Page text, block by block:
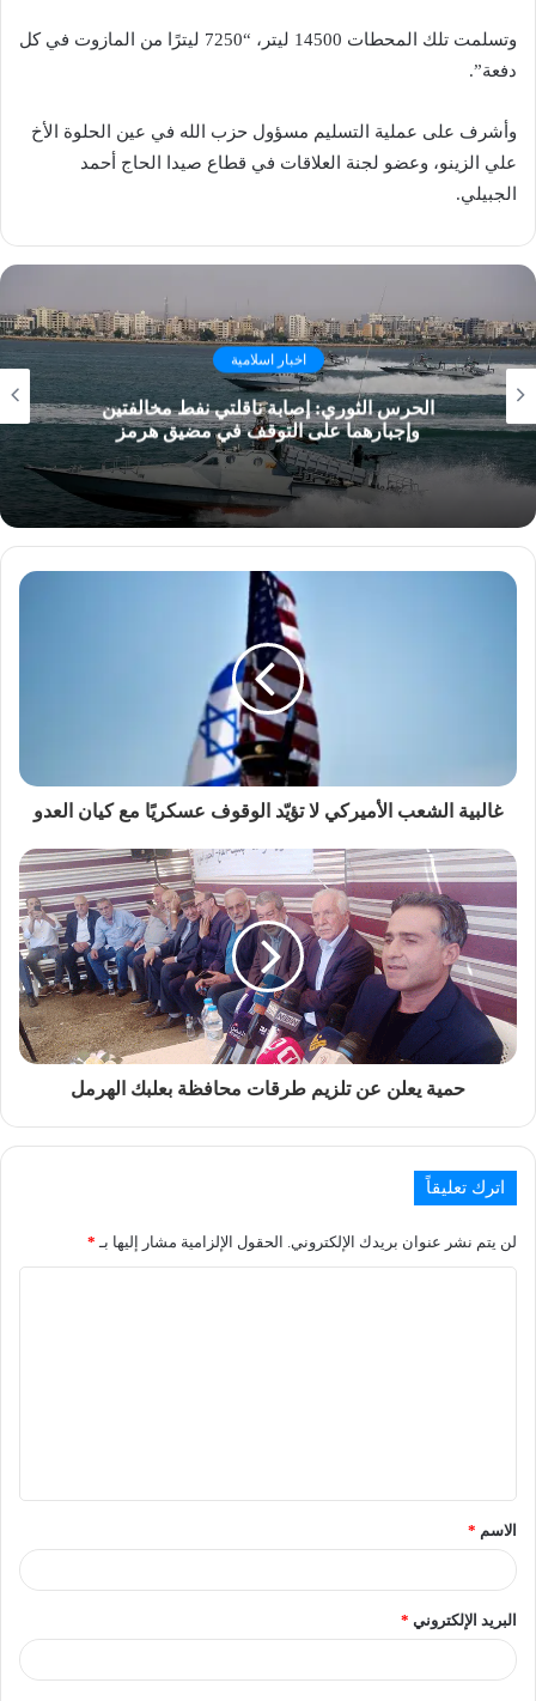
وتسلمت تلك المحطات 14500 ليتر، “7250 ليترًا من المازوت في كل
دفعة”.
وأشرف على عملية التسليم مسؤول حزب الله في عين الحلوة الأخ
علي الزينو، وعضو لجنة العلاقات في قطاع صيدا الحاج أحمد
الجبيلي.
اخبار اسلامية
الحرس الثوري: إصابة ناقلتي نفط مخالفتين
وإجبارهما على التوقف في مضيق هرمز
غالبية الشعب الأميركي لا تؤيّد الوقوف عسكريًا مع كيان العدو
حمية يعلن عن تلزيم طرقات محافظة بعلبك الهرمل
اترك تعليقاً
لن يتم نشر عنوان بريدك الإلكتروني. الحقول الإلزامية مشار إليها بـ *
الاسم *
البريد الإلكتروني *